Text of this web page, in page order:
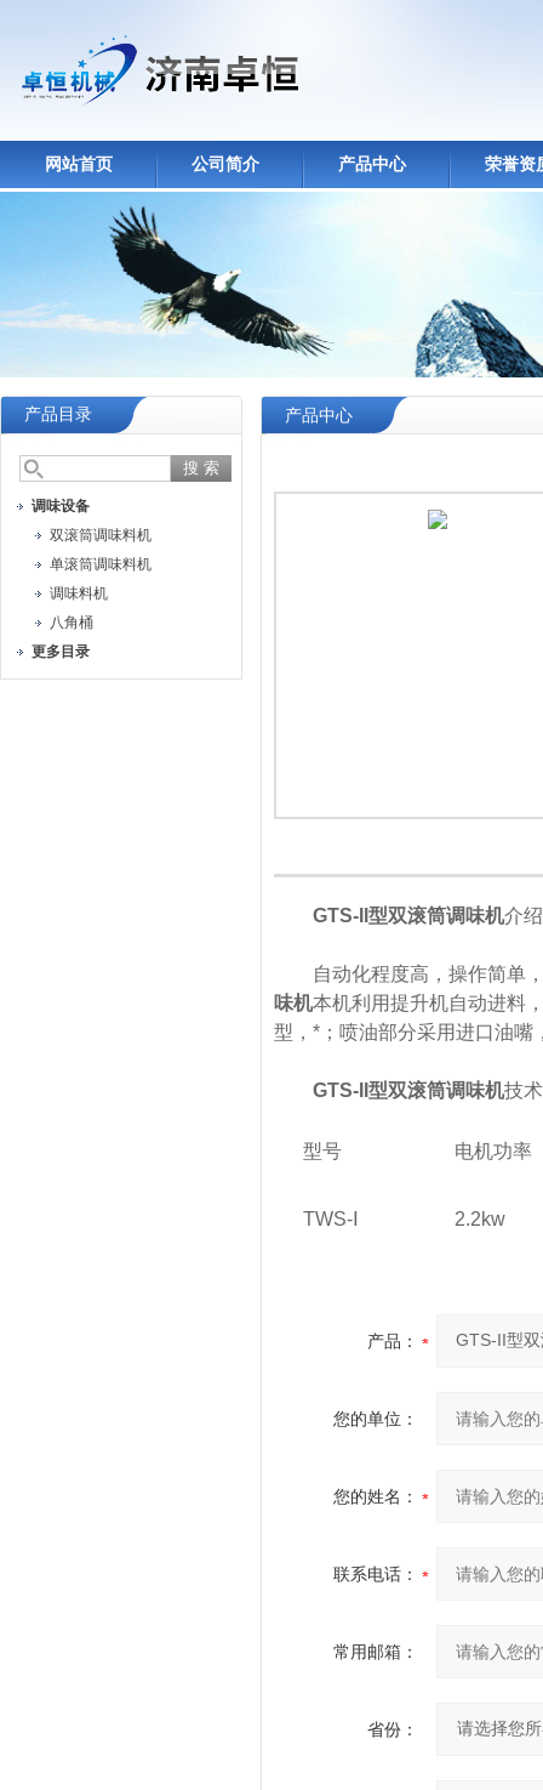
网站首页 公司简介 产品中心 荣誉资
产品目录
调味设备
双滚筒调味料机
单滚筒调味料机
调味料机
八角桶
更多目录
产品中心
GTS-II型双滚筒调味机介绍
自动化程度高，操作简单，
味机本机利用提升机自动进料
型，*；喷油部分采用进口油嘴
GTS-II型双滚筒调味机技
型号 电机功率
TWS-Ⅰ 2.2kw
产品：
您的单位：
您的姓名：
联系电话：
常用邮箱：
省份：